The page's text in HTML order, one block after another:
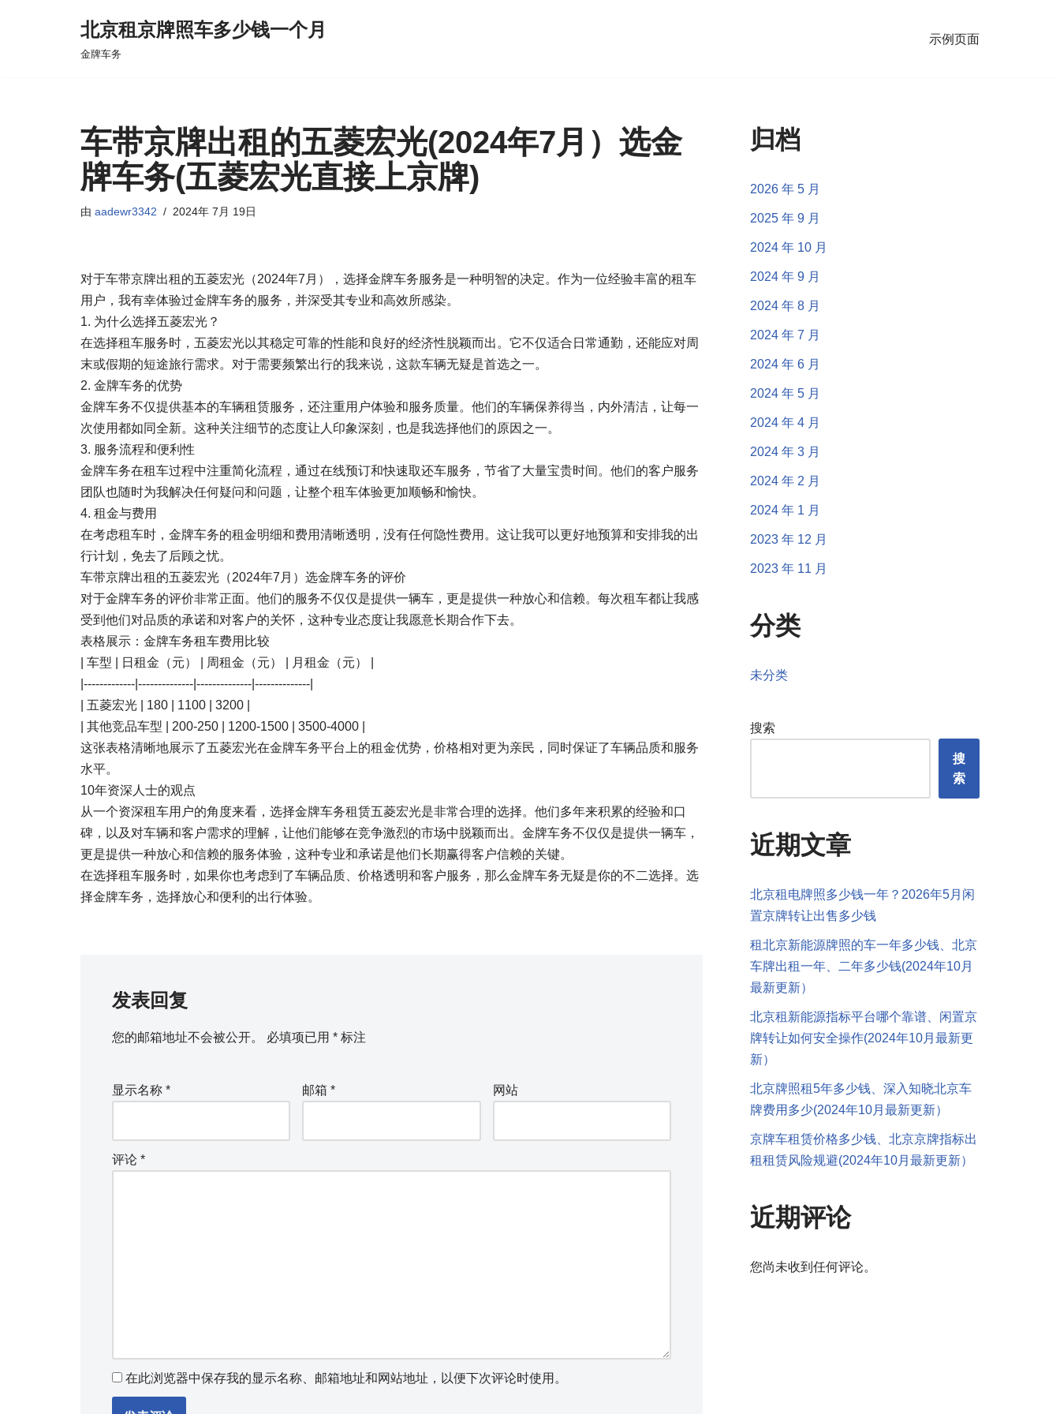
北京租京牌照车多少钱一个月
金牌车务
示例页面
车带京牌出租的五菱宏光(2024年7月）选金
牌车务(五菱宏光直接上京牌)
由 aadewr3342 2024年 7月 19日
对于车带京牌出租的五菱宏光（2024年7月），选择金牌车务服务是一种明智的决定。作为一位经验丰富的租车
用户，我有幸体验过金牌车务的服务，并深受其专业和高效所感染。
1. 为什么选择五菱宏光？
在选择租车服务时，五菱宏光以其稳定可靠的性能和良好的经济性脱颖而出。它不仅适合日常通勤，还能应对周
末或假期的短途旅行需求。对于需要频繁出行的我来说，这款车辆无疑是首选之一。
2. 金牌车务的优势
金牌车务不仅提供基本的车辆租赁服务，还注重用户体验和服务质量。他们的车辆保养得当，内外清洁，让每一
次使用都如同全新。这种关注细节的态度让人印象深刻，也是我选择他们的原因之一。
3. 服务流程和便利性
金牌车务在租车过程中注重简化流程，通过在线预订和快速取还车服务，节省了大量宝贵时间。他们的客户服务
团队也随时为我解决任何疑问和问题，让整个租车体验更加顺畅和愉快。
4. 租金与费用
在考虑租车时，金牌车务的租金明细和费用清晰透明，没有任何隐性费用。这让我可以更好地预算和安排我的出
行计划，免去了后顾之忧。
车带京牌出租的五菱宏光（2024年7月）选金牌车务的评价
对于金牌车务的评价非常正面。他们的服务不仅仅是提供一辆车，更是提供一种放心和信赖。每次租车都让我感
受到他们对品质的承诺和对客户的关怀，这种专业态度让我愿意长期合作下去。
表格展示：金牌车务租车费用比较
| 车型 | 日租金（元） | 周租金（元） | 月租金（元） |
|-------------|--------------|--------------|--------------|
| 五菱宏光 | 180 | 1100 | 3200 |
| 其他竞品车型 | 200-250 | 1200-1500 | 3500-4000 |
这张表格清晰地展示了五菱宏光在金牌车务平台上的租金优势，价格相对更为亲民，同时保证了车辆品质和服务
水平。
10年资深人士的观点
从一个资深租车用户的角度来看，选择金牌车务租赁五菱宏光是非常合理的选择。他们多年来积累的经验和口
碑，以及对车辆和客户需求的理解，让他们能够在竞争激烈的市场中脱颖而出。金牌车务不仅仅是提供一辆车，
更是提供一种放心和信赖的服务体验，这种专业和承诺是他们长期赢得客户信赖的关键。
在选择租车服务时，如果你也考虑到了车辆品质、价格透明和客户服务，那么金牌车务无疑是你的不二选择。选
择金牌车务，选择放心和便利的出行体验。
发表回复
您的邮箱地址不会被公开。 必填项已用 * 标注
显示名称 * 邮箱* 网站
评论 *
在此浏览器中保存我的显示名称、邮箱地址和网站地址，以便下次评论时使用。
归档
2026 年 5 月
2025 年 9 月
2024 年 10 月
2024 年 9 月
2024 年 8 月
2024 年 7 月
2024 年 6 月
2024 年 5 月
2024 年 4 月
2024 年 3 月
2024 年 2 月
2024 年 1 月
2023 年 12 月
2023 年 11 月
分类
未分类
搜索
搜
索
近期文章
北京租电牌照多少钱一年？2026年5月闲
置京牌转让出售多少钱
租北京新能源牌照的车一年多少钱、北京
车牌出租一年、二年多少钱(2024年10月
最新更新）
北京租新能源指标平台哪个靠谱、闲置京
牌转让如何安全操作(2024年10月最新更
新）
北京牌照租5年多少钱、深入知晓北京车
牌费用多少(2024年10月最新更新）
京牌车租赁价格多少钱、北京京牌指标出
租租赁风险规避(2024年10月最新更新）
近期评论
您尚未收到任何评论。